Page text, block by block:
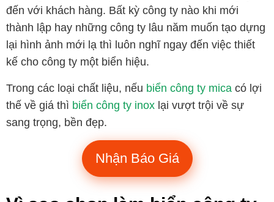
đến với khách hàng. Bất kỳ công ty nào khi mới
thành lập hay những công ty lâu năm muốn tạo dựng
lại hình ảnh mới lạ thì luôn nghĩ ngay đến việc thiết
kế cho công ty một biển hiệu.
Trong các loại chất liệu, nếu biển công ty mica có lợi
thế về giá thì biển công ty inox lại vượt trội về sự
sang trọng, bền đẹp.
Nhận Báo Giá